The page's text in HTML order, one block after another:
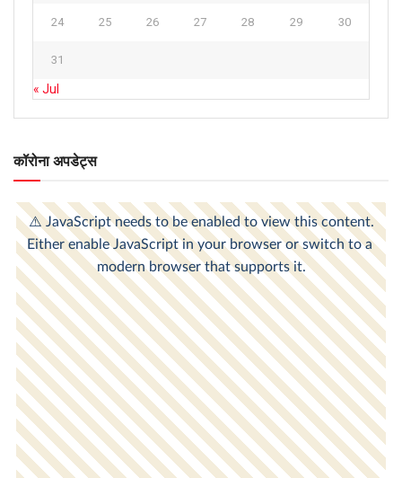
24 25 26 27 28 29 30
31
« Jul
कॉरोना अपडेट्स